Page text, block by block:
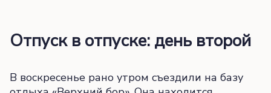
Отпуск в отпуске: день второй
В воскресенье рано утром съездили на базу